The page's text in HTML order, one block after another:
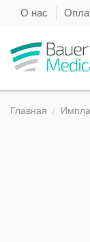
О нас
Главная